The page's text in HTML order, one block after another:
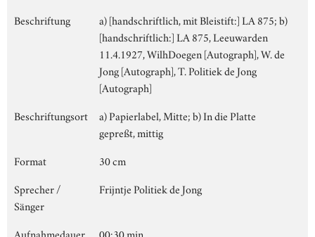
Beschriftung
a) [handschriftlich, mit Bleistift:] LA 875; b)
[handschriftlich:] LA 875, Leeuwarden
11.4.1927, WilhDoegen [Autograph], W. de
Jong [Autograph], T. Politiek de Jong
[Autograph]
Beschriftungsort
a) Papierlabel, Mitte; b) In die Platte
gepreßt, mittig
Format
30 cm
Sprecher /
Sänger
Frijntje Politiek de Jong
Aufnahmedauer
00:30 min.